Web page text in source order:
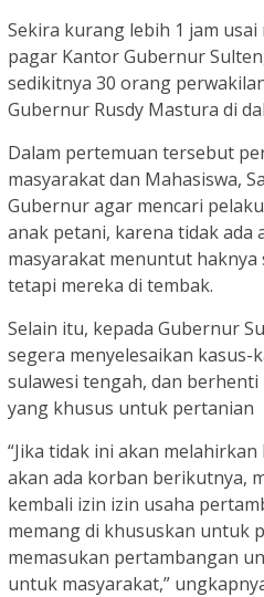
Sekira kurang lebih 1 jam
pagar Kantor Gubernur
sedikitnya 30 orang
Gubernur Rusdy Mastura di
Dalam pertemuan tersebut
masyarakat dan Mahasiswa,
Gubernur agar mencari
anak petani, karena tidak ada
masyarakat menuntut haknya
tetapi mereka di tembak.
Selain itu, kepada Gubernur
segera menyelesaikan kasus-
sulawesi tengah, dan
yang khusus untuk pertanian
“Jika tidak ini akan
akan ada korban berikutnya,
kembali izin izin usaha
memang di khususkan untuk
memasukan pertambangan
untuk masyarakat,”